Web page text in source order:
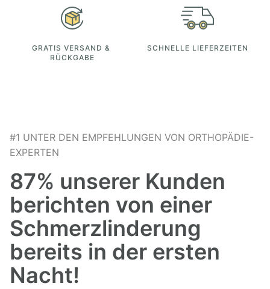
GRATIS VERSAND &
RÜCKGABE
SCHNELLE LIEFERZEITEN
#1 UNTER DEN EMPFEHLUNGEN VON ORTHOPÄDIE-
EXPERTEN
87% unserer Kunden
berichten von einer
Schmerzlinderung
bereits in der ersten
Nacht!